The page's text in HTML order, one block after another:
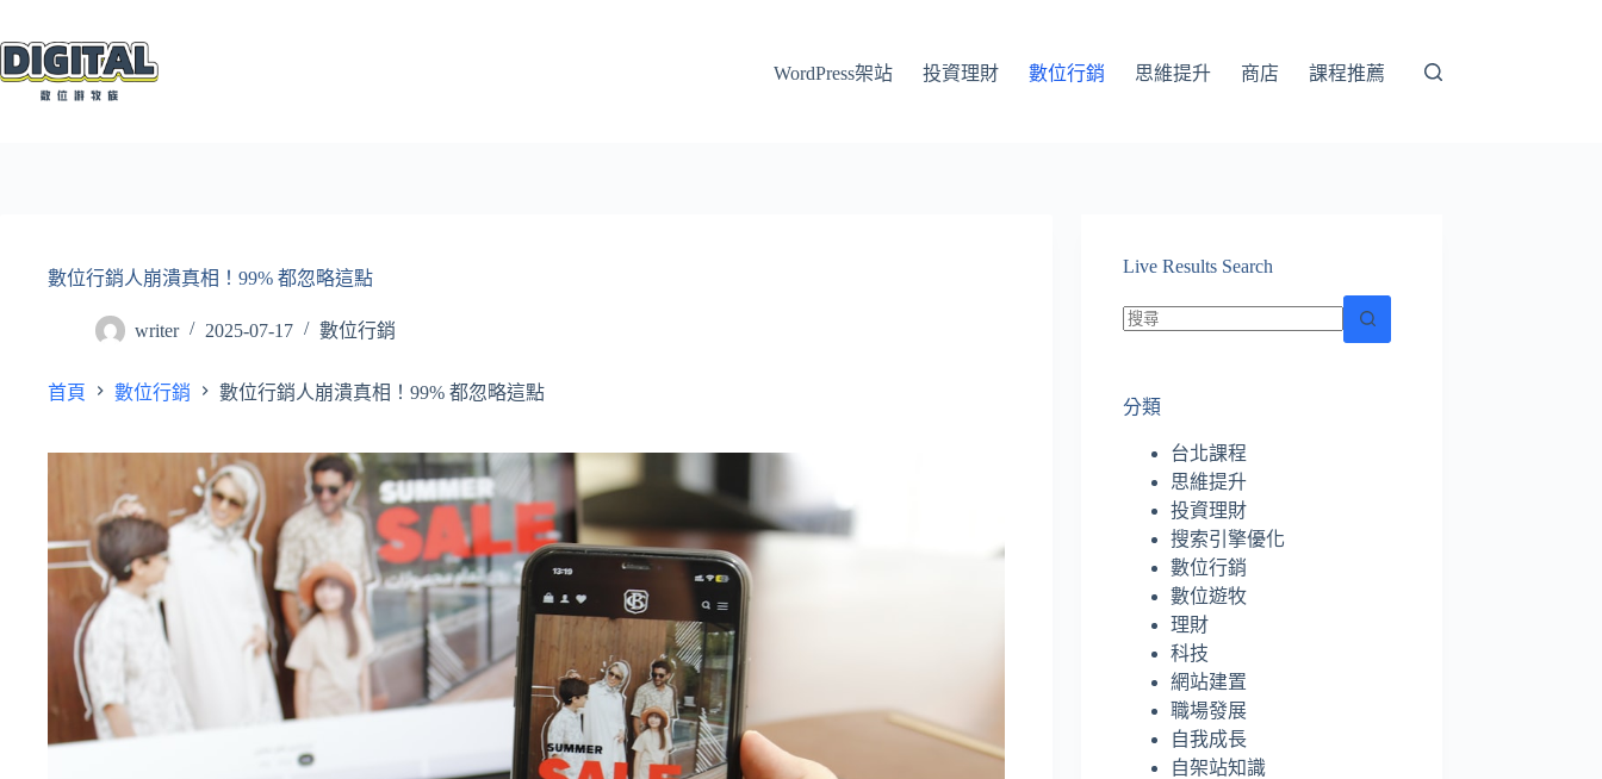
至
主
WordPress架站 投資理財 數位行銷 思維提升 商店 課程推薦
數位行銷人崩潰真相！99% 都忽略這點
writer 2025-07-17 數位行銷
首頁 數位行銷 數位行銷人崩潰真相！99% 都忽略這點
Live Results Search
到
分類
台北課程
思維提升
投資理財
搜索引擎優化
數位行銷
數位遊牧
理財
科技
網站建置
職場發展
自我成長
自架站知識